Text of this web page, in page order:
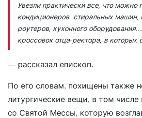
Увезли практически все, что можно
кондиционеров, стиральных машин,
роутеров, кухонного
кроссовок отца-ректора, в которых
— рассказал епископ.
По его словам, похищены также
литургические вещи, в том
со Святой Мессы, которую